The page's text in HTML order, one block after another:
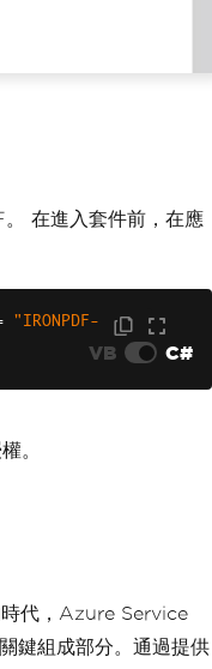
在進入套件前，在應
"IRONPDF-
VB C#
。
時代，Azure Service
鍵組成部分。通過提供